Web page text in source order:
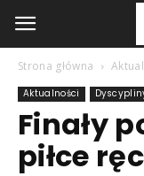
Strona główna
Aktualności
Finały
piłce